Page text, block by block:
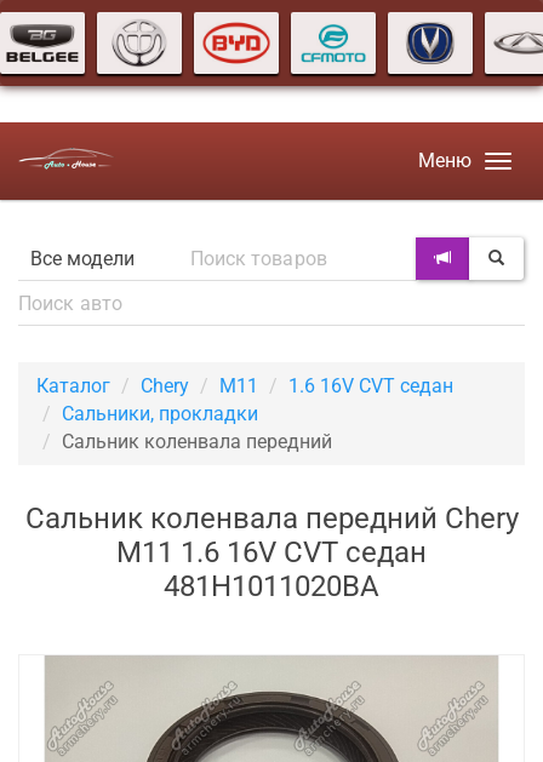
Меню
Каталог Chery M11
1.6 16V CVT седан
Сальники, прокладки
Сальник коленвала передний
Сальник коленвала передний Chery
M11 1.6 16V CVT седан
481H1011020BA